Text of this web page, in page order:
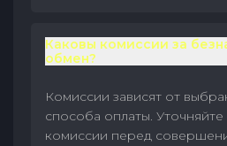
Каковы комиссии за
обмен?
Комиссии зависят от
способа оплаты. Уточняйте
комиссии перед